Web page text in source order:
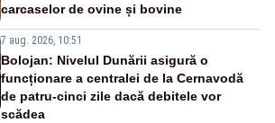
carcaselor de ovine și bovine
7 aug. 2026, 10:51
Bolojan: Nivelul Dunării asigură o
funcționare a centralei de la Cernavodă
de patru-cinci zile dacă debitele vor
scădea